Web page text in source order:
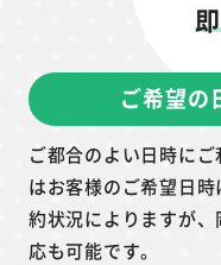
ご希望の
ご都合のよい日時に
はお客様のご希望日
約状況によりますが
応も可能です。